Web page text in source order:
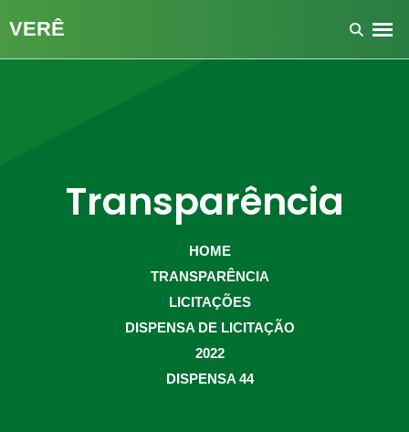
Transparência
HOME
TRANSPARÊNCIA
LICITAÇÕES
DISPENSA DE LICITAÇÃO
2022
DISPENSA 44